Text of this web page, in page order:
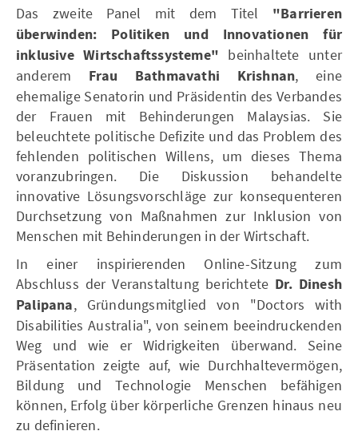
Das zweite Panel mit dem Titel "Barrieren
überwinden: Politiken und Innovationen für
inklusive Wirtschaftssysteme" beinhaltete unter
anderem Frau Bathmavathi Krishnan, eine
ehemalige Senatorin und Präsidentin des Verbandes
der Frauen mit Behinderungen Malaysias. Sie
beleuchtete politische Defizite und das Problem des
fehlenden politischen Willens, um dieses Thema
voranzubringen. Die Diskussion behandelte
innovative Lösungsvorschläge zur konsequenteren
Durchsetzung von Maßnahmen zur Inklusion von
Menschen mit Behinderungen in der Wirtschaft.
In einer inspirierenden Online-Sitzung zum
Abschluss der Veranstaltung berichtete Dr. Dinesh
Palipana, Gründungsmitglied von "Doctors with
Disabilities Australia", von seinem beeindruckenden
Weg und wie er Widrigkeiten überwand. Seine
Präsentation zeigte auf, wie Durchhaltevermögen,
Bildung und Technologie Menschen befähigen
können, Erfolg über körperliche Grenzen hinaus neu
zu definieren.